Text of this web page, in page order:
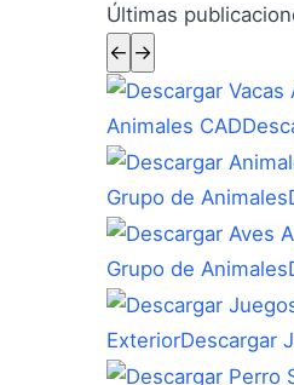
Últimas
← →
Animales CAD
Grupo de Animales
Grupo de Animales
ExteriorDescargar